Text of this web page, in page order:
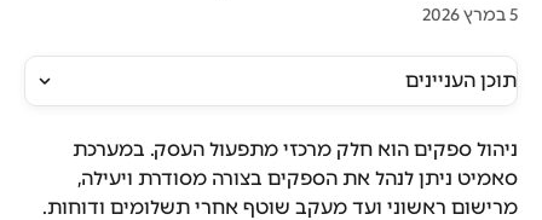
5 במרץ 2026
תוכן העניינים
ניהול ספקים הוא חלק מרכזי מתפעול העסק. במערכת
סאמיט ניתן לנהל את הספקים בצורה מסודרת ויעילה,
מרישום ראשוני ועד מעקב שוטף אחרי תשלומים ודוחות.